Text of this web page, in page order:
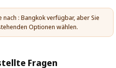
: Bangkok verfügbar, aber Sie
Optionen wählen.
Fragen